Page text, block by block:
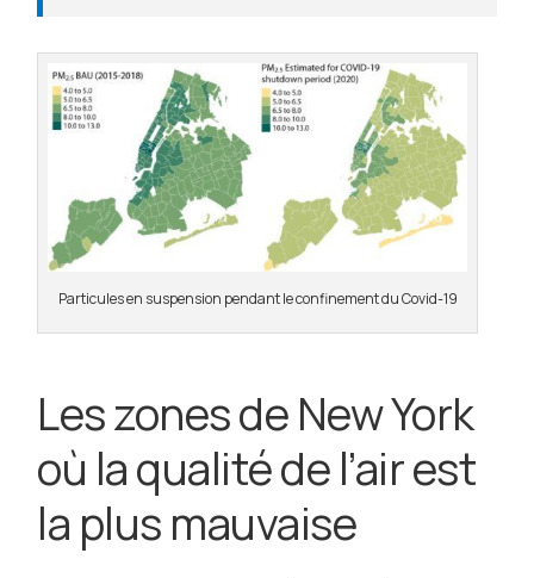
Particules en suspension pendant le confinement du Covid-19
Les zones de New York
où la qualité de l’air est
la plus mauvaise